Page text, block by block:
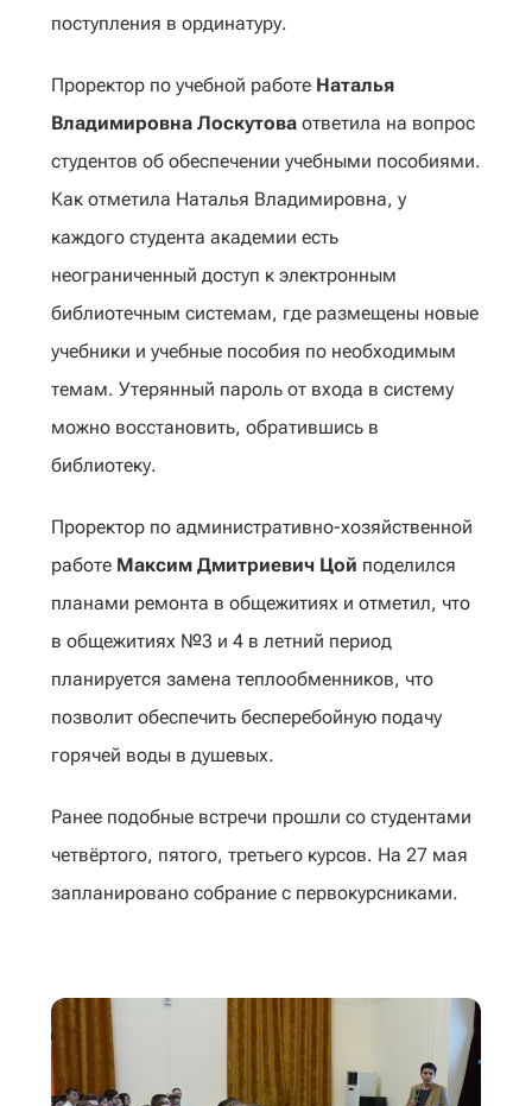
поступления в ординатуру.
Проректор по учебной работе Наталья
Владимировна Лоскутова ответила на вопрос
студентов об обеспечении учебными пособиями.
Как отметила Наталья Владимировна, у
каждого студента академии есть
неограниченный доступ к электронным
библиотечным системам, где размещены новые
учебники и учебные пособия по необходимым
темам. Утерянный пароль от входа в систему
можно восстановить, обратившись в
библиотеку.
Проректор по административно-хозяйственной
работе Максим Дмитриевич Цой поделился
планами ремонта в общежитиях и отметил, что
в общежитиях №3 и 4 в летний период
планируется замена теплообменников, что
позволит обеспечить бесперебойную подачу
горячей воды в душевых.
Ранее подобные встречи прошли со студентами
четвёртого, пятого, третьего курсов. На 27 мая
запланировано собрание с первокурсниками.